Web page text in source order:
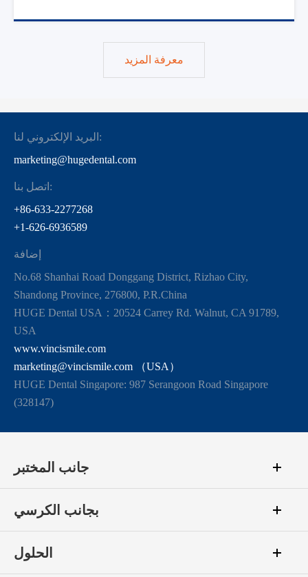
معرفة المزيد
البريد الإلكتروني لنا:
marketing@hugedental.com
اتصل بنا:
+86-633-2277268
+1-626-6936589
إضافة
No.68 Shanhai Road Donggang District, Rizhao City,
Shandong Province, 276800, P.R.China
HUGE Dental USA：20524 Carrey Rd. Walnut, CA 91789,
USA
www.vincismile.com
marketing@vincismile.com （USA）
HUGE Dental Singapore: 987 Serangoon Road Singapore
(328147)
جانب المختبر
بجانب الكرسي
الحلول